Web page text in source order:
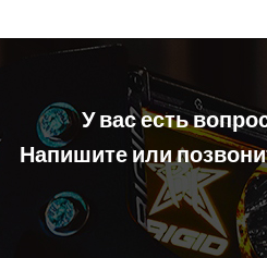
У вас есть
Напишите или